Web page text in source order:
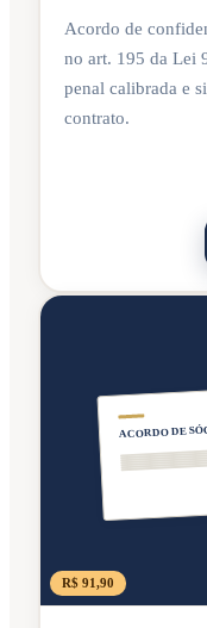
Acordo de
no art. 195 da Lei
penal calibrada e
contrato.
ACORDO DE
R$ 91,90